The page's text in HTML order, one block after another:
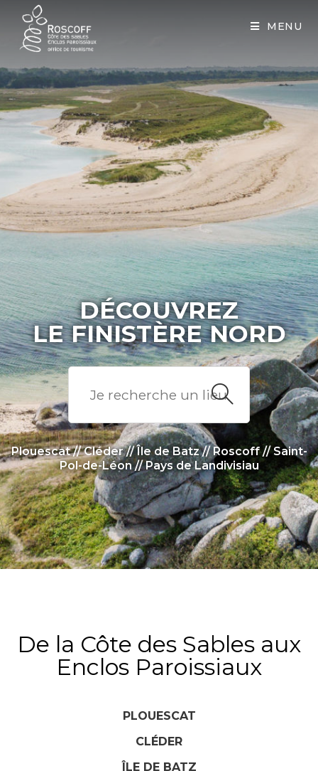
MENU
DÉCOUVREZ
LE FINISTÈRE NORD
Plouescat//Cléder//Île de Batz//Roscoff//Saint-
Pol-de-Léon//Pays de Landivisiau
De la Côte des Sables aux
Enclos Paroissiaux
PLOUESCAT
CLÉDER
ÎLE DE BATZ
Cookies management panel